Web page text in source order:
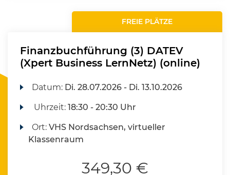
FREIE PLÄTZE
Finanzbuchführung (3) DATEV
(Xpert Business LernNetz) (online)
Datum: Di. 28.07.2026 - Di. 13.10.2026
Uhrzeit:18:30 - 20:30 Uhr
Ort:VHS Nordsachsen, virtueller
Klassenraum
349,30 €